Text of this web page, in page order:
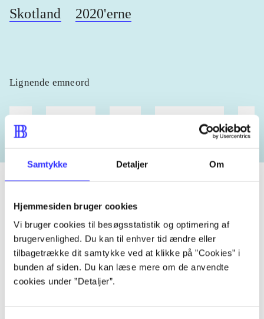
Samtykke Detaljer Om
Hjemmesiden bruger cookies
Vi bruger cookies til besøgsstatistik og optimering af
brugervenlighed. Du kan til enhver tid ændre eller
tilbagetrække dit samtykke ved at klikke på ”Cookies” i
bunden af siden. Du kan læse mere om de anvendte
cookies under ”Detaljer”.
Skotland 2020'erne
Lignende emneord
ridning hestesygdomme vokal
Tidsskrift
Artiklen er en del af
lorem ipsum dolor sit amet ...
Tidsskrift